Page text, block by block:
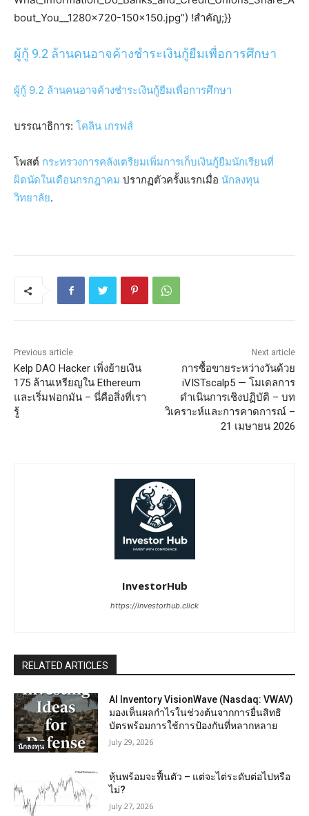
bout_You__1280x720-150×150.jpg”) !สำคัญ;}}
ผู้กู้ 9.2 ล้านคนอาจค้างชำระเงินกู้ยืมเพื่อการศึกษา
ผู้กู้ 9.2 ล้านคนอาจค้างชำระเงินกู้ยืมเพื่อการศึกษา
บรรณาธิการ: โคลิน เกรฟส์
โพสต์ กระทรวงการคลังเตรียมเพิ่มการเก็บเงินกู้ยืมนักเรียนที่
ผิดนัดในเดือนกรกฎาคม ปรากฏตัวครั้งแรกเมื่อ นักลงทุน
วิทยาลัย.
Previous article
Kelp DAO Hacker เพิ่งย้ายเงิน
175 ล้านเหรียญใน Ethereum
และเริ่มฟอกมัน – นี่คือสิ่งที่เรา
รู้
Next article
การซื้อขายระหว่างวันด้วย
iVISTscalp5 — โมเดลการ
ดำเนินการเชิงปฏิบัติ – บท
วิเคราะห์และการคาดการณ์ –
21 เมษายน 2026
InvestorHub
https://investorhub.click
RELATED ARTICLES
นักลงทุน
AI Inventory VisionWave (Nasdaq: VWAV)
มองเห็นผลกำไรในช่วงต้นจากการยื่นสิทธิ
บัตรพร้อมการใช้การป้องกันที่หลากหลาย
July 29, 2026
หุ้นพร้อมจะฟื้นตัว – แต่จะไต่ระดับต่อไปหรือ
ไม่?
July 27, 2026